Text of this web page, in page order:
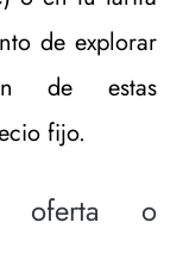
de explorar
de estas
fijo.
oferta o